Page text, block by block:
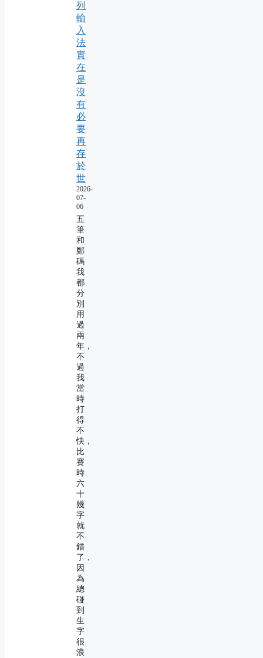
列
輸
入
法
實
在
是
沒
有
必
要
再
存
於
世
2026-
07-
06
五
筆
和
鄭
碼
我
都
分
別
用
過
兩
年，
不
過
我
當
時
打
得
不
快，
比
賽
時
六
十
幾
字
就
不
錯
了，
因
為
總
碰
到
生
字
很
浪